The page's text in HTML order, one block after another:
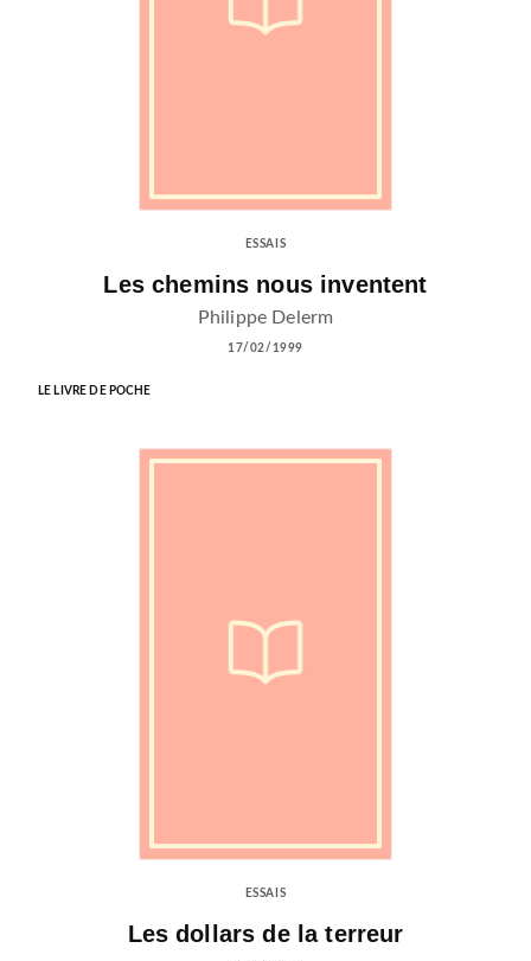
ESSAIS
Les chemins nous inventent
Philippe Delerm
17/02/1999
LE LIVRE DE POCHE
ESSAIS
Les dollars de la terreur